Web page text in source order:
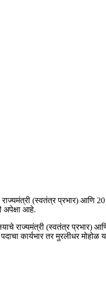
(स्वतंत्र प्रभार) आणि 20
अपेक्षा आहे.
राज्यमंत्री (स्वतंत्र प्रभार)
कार्यभार तर मुरलीधर